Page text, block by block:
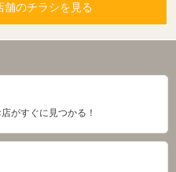
舗のチラシを見る
がすぐに見つかる！